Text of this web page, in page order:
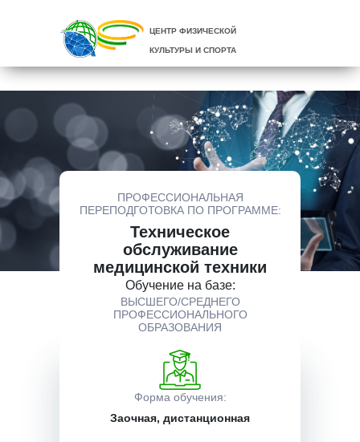
ЦЕНТР ФИЗИЧЕСКОЙ
КУЛЬТУРЫ И СПОРТА
ПРОФЕССИОНАЛЬНАЯ
ПЕРЕПОДГОТОВКА ПО ПРОГРАММЕ:
Техническое
обслуживание
медицинской техники
Обучение на базе:
ВЫСШЕГО/СРЕДНЕГО
ПРОФЕССИОНАЛЬНОГО
ОБРАЗОВАНИЯ
Форма обучения:
Заочная, дистанционная
Описание курса